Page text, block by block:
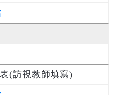
(訪視教師填寫)